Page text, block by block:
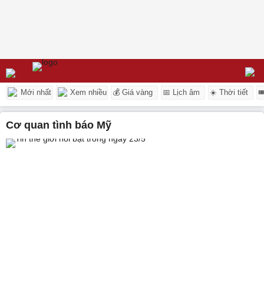
Mới nhất Xem nhiều 💰 Giá vàng 📅 Lịch âm ☀️ Thời tiết
Cơ quan tình báo Mỹ